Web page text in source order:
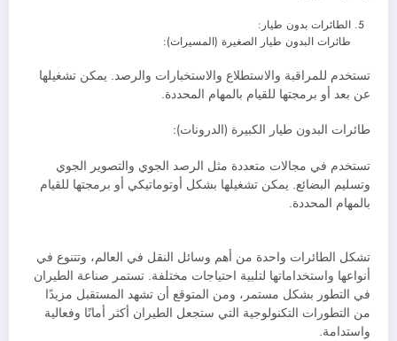
الطائرات بدون طيار:
طائرات البدون طيار الصغيرة (المسيرات):
تستخدم للمراقبة والاستطلاع والاستخبارات والرصد. يمكن تشغيلها
عن بعد أو برمجتها للقيام بالمهام المحددة.
طائرات البدون طيار الكبيرة (الدرونات):
تستخدم في مجالات متعددة مثل الرصد الجوي والتصوير الجوي
وتسليم البضائع. يمكن تشغيلها بشكل أوتوماتيكي أو برمجتها للقيام
بالمهام المحددة.
تشكل الطائرات واحدة من أهم وسائل النقل في العالم، وتتنوع في
أنواعها واستخداماتها لتلبية احتياجات مختلفة. تستمر صناعة الطيران
في التطور بشكل مستمر، ومن المتوقع أن تشهد المستقبل مزيدًا
من التطورات التكنولوجية التي ستجعل الطيران أكثر أمانًا وفعالية
واستدامة.